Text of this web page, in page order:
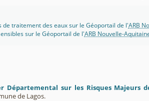
de traitement des eaux sur le Géoportail de l'ARB
sur le Géoportail de l'ARB Nouvelle-
Départemental sur les Risques Majeurs de
de Lagos.